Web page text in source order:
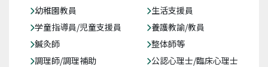
幼稚園教員
生活支援員
学童指導員/児童支援員
養護教諭/教員
鍼灸師
整体師等
調理師/調理補助
公認心理士/臨床心理士